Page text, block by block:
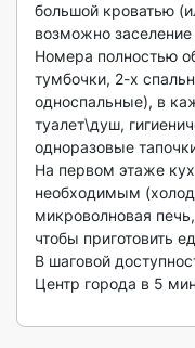
большой кроватью
возможно
Номера полностью
тумбочки, 2-х
односпальные), в
туалет\душ,
одноразовые
На первом этаже
необходимым
микроволновая
чтобы приготовить
В шаговой
Центр города в 5